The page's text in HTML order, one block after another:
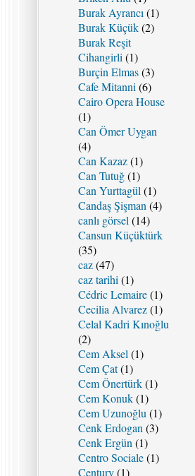
Burak Ayrancı (1)
Burak Küçük(2)
Burak Reşit
Cihangirli (1)
Burçin Elmas(3)
Cafe Mitanni (6)
Cairo Opera House
(1)
Can Ömer Uygan
(4)
Can Kazaz(1)
Can Tutuğ(1)
Can Yurttagül (1)
Candaş Şişman (4)
canlı görsel (14)
Cansun Küçüktürk
(35)
caz(47)
caz tarihi (1)
Cédric Lemaire(1)
Cecilia Alvarez(1)
Celal Kadri Kınoğlu
(2)
Cem Aksel (1)
Cem Çat(1)
Cem Önertürk(1)
Cem Konuk(1)
Cem Uzunoğlu (1)
Cenk Erdogan (3)
Cenk Ergün (1)
Centro Sociale(1)
Century(1)